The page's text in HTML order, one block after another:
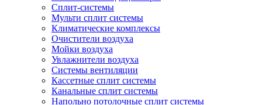
Сплит-системы
Мульти сплит системы
Климатические комплексы
Очистители воздуха
Мойки воздуха
Увлажнители воздуха
Системы вентиляции
Кассетные сплит системы
Канальные сплит системы
Напольно потолочные сплит системы